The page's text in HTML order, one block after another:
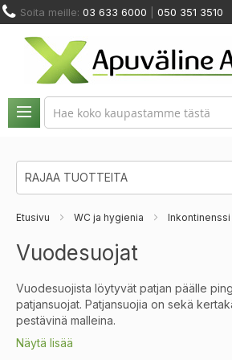
Skip
to
Content
Soita meille: 03 633 6000 050 351 3510
KALUSTEET
JA
SIIRTYMINEN
Etusivu WC ja hygienia Inkontinenssi
Vuodesuojat
Vuodesuojista löytyvät patjan päälle
patjansuojat. Patjansuojia on sekä
pestävinä malleina.
Vuodesuojia on kertakäyttöisinä ja
Näytä lisää
RAJAA TUOTTEITA